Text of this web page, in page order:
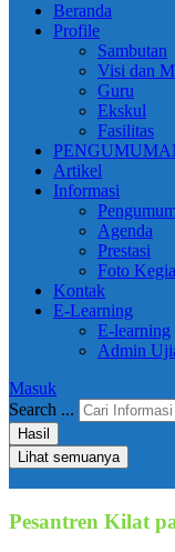
Beranda
Profile
Sambutan
Visi dan
Guru
Ekskul
Fasilitas
Artikel
Informasi
Agenda
Prestasi
Foto
Kontak
E-Learning
E-learning
Admin
Masuk
Search ...
Hasil
Lihat semuanya
Pesantren Kilat